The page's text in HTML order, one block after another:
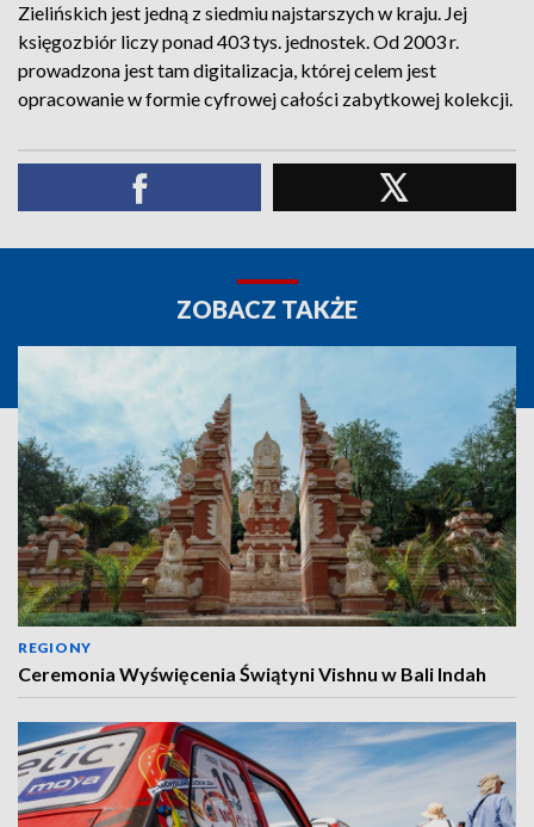
Zielińskich jest jedną z siedmiu najstarszych w kraju. Jej
księgozbiór liczy ponad 403 tys. jednostek. Od 2003 r.
prowadzona jest tam digitalizacja, której celem jest
opracowanie w formie cyfrowej całości zabytkowej kolekcji.
ZOBACZ TAKŻE
REGIONY
Ceremonia Wyświęcenia Świątyni Vishnu w Bali Indah